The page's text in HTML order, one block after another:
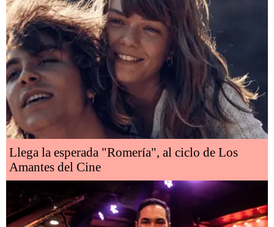
Llega la esperada "Romería", al ciclo de Los
Amantes del Cine